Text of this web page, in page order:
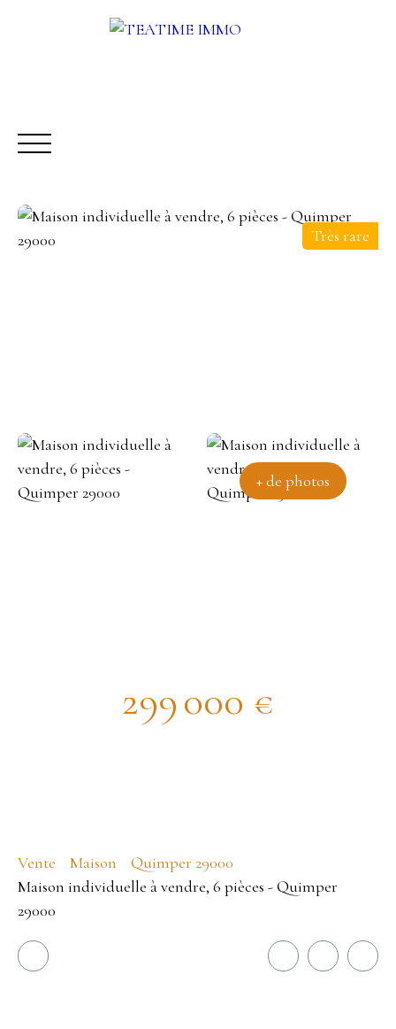
Très rare
+ de photos
299 000 €
Vente Maison
Quimper 29000
Maison individuelle à vendre, 6 pièces - Quimper
29000